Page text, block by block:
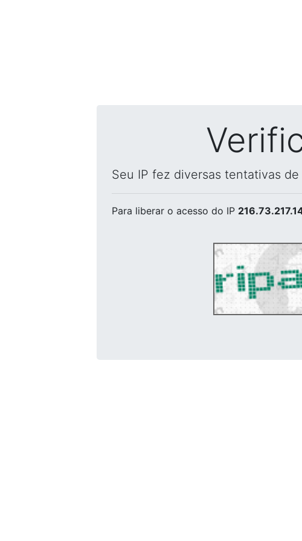
Seu IP fez diversas tentativas
Para liberar o acesso do IP